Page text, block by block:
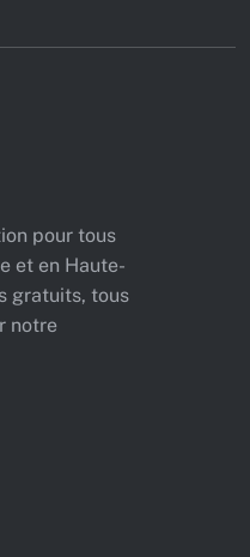
pour tous
et en Haute-
gratuits, tous
notre